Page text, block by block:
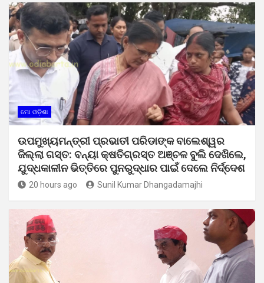
ମୋ ଓଡ଼ିଶା
ଉପମୁଖ୍ୟମନ୍ତ୍ରୀ ପ୍ରଭାତୀ ପରିଡାଙ୍କ ବାଲେଶ୍ୱର
ଜିଲ୍ଲା ଗସ୍ତ: ବନ୍ୟା କ୍ଷତିଗ୍ରସ୍ତ ଅଞ୍ଚଳ ବୁଲି ଦେଖିଲେ,
ଯୁଦ୍ଧକାଳୀନ ଭିତ୍ତିରେ ପୁନରୁଦ୍ଧାର ପାଇଁ ଦେଲେ ନିର୍ଦ୍ଦେଶ
20 hours ago Sunil Kumar Dhangadamajhi